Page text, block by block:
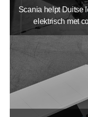
Scania helpt Duitse
elektrisch met